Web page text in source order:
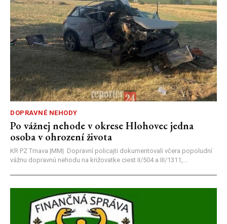
DOPRAVNÉ NEHODY
Po vážnej nehode v okrese Hlohovec jedna
osoba v ohrození života
KR PZ Trnava |MM| Dopravní policajti dokumentovali včera popoludní
vážnu dopravnú nehodu na križovatke ciest II/504 a III/1311,...